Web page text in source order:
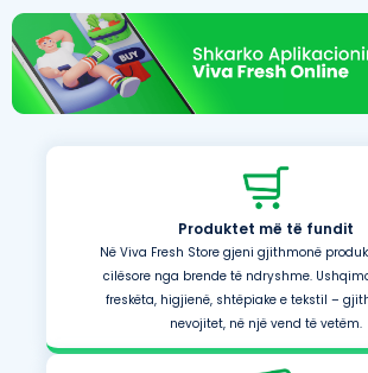
Produktet më të fundit
Në Viva Fresh Store gjeni gjithmonë
cilësore nga brende të ndryshme.
freskëta, higjienë, shtëpiake e tekstil –
nevojitet, në një vend të vetëm.